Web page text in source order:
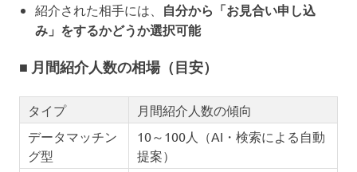
紹介された相手には、 自分から「お見合い申し込
み」をするかどうか選択可能
■ 月間紹介人数の相場（目安）
タイプ
月間紹介人数の傾向
データマッチン
グ型
10～100人（AI・検索による自動
提案）